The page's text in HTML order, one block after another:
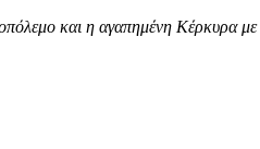
και η αγαπημένη Κέρκυρα